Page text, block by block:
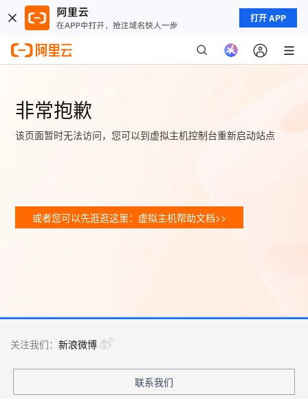
打开 APP
非常抱歉
该页面暂时无法访问，您可以到虚拟主机控制台重新启动站点
或者您可以先逛逛这里：虚拟主机帮助文档>>